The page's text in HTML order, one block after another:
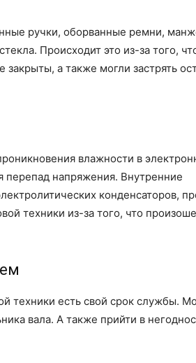
ручки, оборванные ремни,
Происходит это из-за того,
а также могли застрять
влажности в
напряжения. Внутренние
конденсаторов,
техники из-за того, что
техники есть свой срок службы.
вала. А также прийти в